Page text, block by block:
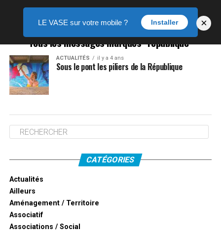
Tous les messages marqués "république"
ACTUALITÉS il y a 4 ans
Sous le pont les piliers de la République
CATÉGORIES
Actualités
Ailleurs
Aménagement / Territoire
Associatif
Associations / Social
LE VASE sur votre mobile ? Installer ×